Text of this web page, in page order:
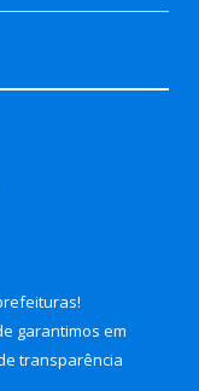
!
garantimos em
transparência